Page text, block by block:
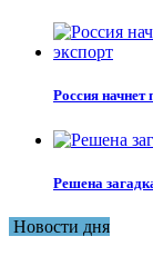
Россия начнет
Решена
Новости дня